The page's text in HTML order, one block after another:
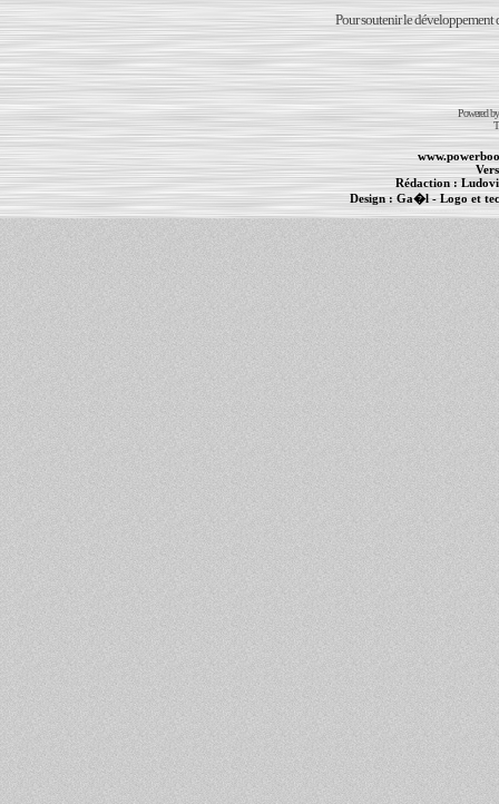
Pour soutenir le développement
Powered
Rédaction :
Design :Ga�l- Logo et
PowerBook